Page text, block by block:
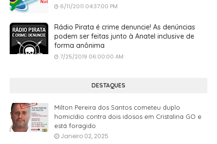
6/11/2011 04:37:00 PM
Rádio Pirata é crime denuncie! As denúncias
podem ser feitas junto à Anatel inclusive de
forma anônima
7/25/2019 06:00:00 AM
DESTAQUES
Milton Pereira dos Santos cometeu duplo
homicídio contra dois idosos em Cristalina GO e
está foragido
Janeiro 02, 2025